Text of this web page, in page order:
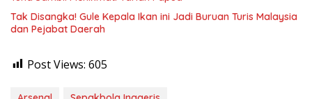
Tak Disangka! Gule Kepala Ikan ini Jadi Buruan Turis Malaysia
dan Pejabat Daerah
Post Views: 605